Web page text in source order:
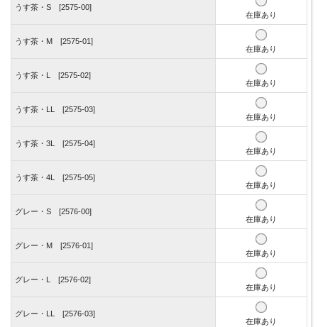
うす茶・S [2575-00]
在庫あり
うす茶・M [2575-01]
在庫あり
うす茶・L [2575-02]
在庫あり
うす茶・LL [2575-03]
在庫あり
うす茶・3L [2575-04]
在庫あり
うす茶・4L [2575-05]
在庫あり
グレー・S [2576-00]
在庫あり
グレー・M [2576-01]
在庫あり
グレー・L [2576-02]
在庫あり
グレー・LL [2576-03]
在庫あり